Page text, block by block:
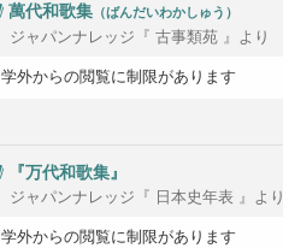
萬代和歌集 （ばんだいわかしゅう）
ジャパンナレッジ『 古事類苑 』より
学外からの閲覧に制限があります
『万代和歌集』
ジャパンナレッジ『 日本史年表 』より
学外からの閲覧に制限があります